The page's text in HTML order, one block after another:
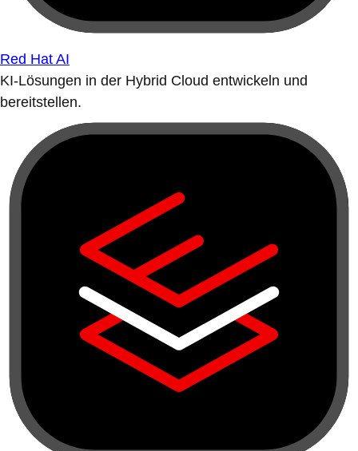
Red Hat AI
KI-Lösungen in der Hybrid Cloud entwickeln und
bereitstellen.